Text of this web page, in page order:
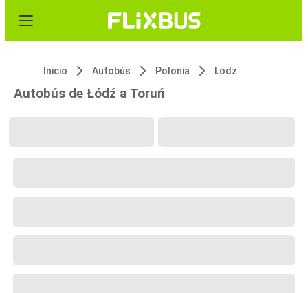
Inicio Autobús Polonia Lodz
Autobús de Łódź a Toruń